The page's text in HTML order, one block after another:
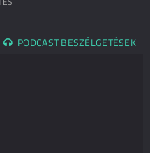
PODCAST BESZÉLGETÉSEK